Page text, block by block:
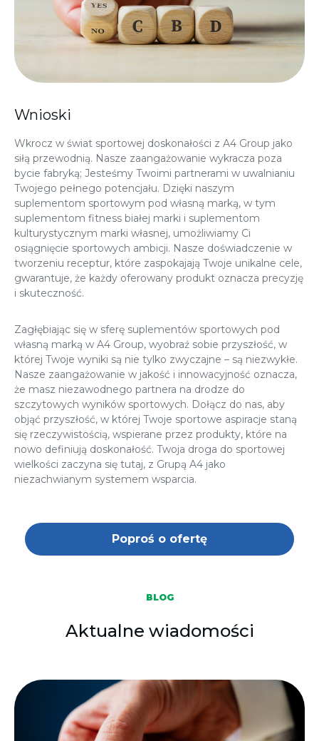
Wnioski
Wkrocz w świat sportowej doskonałości z A4 Group jako
siłą przewodnią. Nasze zaangażowanie wykracza poza
bycie fabryką; Jesteśmy Twoimi partnerami w uwalnianiu
Twojego pełnego potencjału. Dzięki naszym
suplementom sportowym pod własną marką, w tym
suplementom fitness białej marki i suplementom
kulturystycznym marki własnej, umożliwiamy Ci
osiągnięcie sportowych ambicji. Nasze doświadczenie w
tworzeniu receptur, które zaspokajają Twoje unikalne cele,
gwarantuje, że każdy oferowany produkt oznacza precyzję
i skuteczność.
Zagłębiając się w sferę suplementów sportowych pod
własną marką w A4 Group, wyobraź sobie przyszłość, w
której Twoje wyniki są nie tylko zwyczajne – są niezwykłe.
Nasze zaangażowanie w jakość i innowacyjność oznacza,
że masz niezawodnego partnera na drodze do
szczytowych wyników sportowych. Dołącz do nas, aby
objąć przyszłość, w której Twoje sportowe aspiracje staną
się rzeczywistością, wspierane przez produkty, które na
nowo definiują doskonałość. Twoja droga do sportowej
wielkości zaczyna się tutaj, z Grupą A4 jako
niezachwianym systemem wsparcia.
Poproś o ofertę
BLOG
Aktualne wiadomości